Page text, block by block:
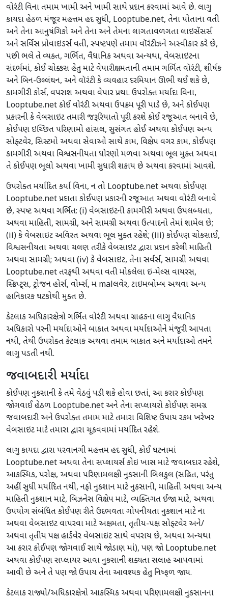
વોરંટી વિના તમામ ખામી અને ખામી સાથે પ્રદાન કરવામાં આવે છે. લાગુ
કાયદા હેઠળ મંજૂર મહત્તમ હદ સુધી, Looptube.net, તેના પોતાના વતી
અને તેના આનુષંગિકો અને તેના અને તેમના લાગતાવળગતા લાઇસેંસર્સ
અને સર્વિસ પ્રોવાઇડર્સ વતી, સ્પષ્ટપણે તમામ વૉરંટીઝને અસ્વીકાર કરે છે,
પછી ભલે તે વ્યક્ત, ગર્ભિત, વૈધાનિક અથવા અન્યથા, વેબસાઇટના
સંદર્ભમાં, કોઈ ચોક્કસ હેતુ માટે વેપારીક્ષમતાની તમામ ગર્ભિત વૉરંટી, શીર્ષક
અને બિન-ઉલ્લંઘન, અને વૉરંટી કે વ્યવહાર દરમિયાન ઊભી થઈ શકે છે,
કામગીરી કોર્સ, વપરાશ અથવા વેપાર પ્રથા. ઉપરોક્ત મર્યાદા વિના,
Looptube.net કોઈ વોરંટી અથવા ઉપક્રમ પૂરી પાડે છે, અને કોઈપણ
પ્રકારની કે વેબસાઇટ તમારી જરૂરિયાતો પૂરી કરશે કોઈ રજૂઆત બનાવે છે,
કોઈપણ ઇચ્છિત પરિણામો હાંસલ, સુસંગત હોઈ અથવા કોઈપણ અન્ય
સોફ્ટવેર, સિસ્ટમો અથવા સેવાઓ સાથે કામ, વિક્ષેપ વગર કામ, કોઈપણ
કામગીરી અથવા વિશ્વસનીયતા ધોરણો મળવા અથવા ભૂલ મુક્ત અથવા
તે કોઈપણ ભૂલો અથવા ખામી સુધારી શકાય છે અથવા કરવામાં આવશે.
ઉપરોક્ત મર્યાદિત કર્યા વિના, ન તો Looptube.net અથવા કોઈપણ
Looptube.net પ્રદાતા કોઈપણ પ્રકારની રજૂઆત અથવા વોરંટી બનાવે
છે, સ્પષ્ટ અથવા ગર્ભિત: (i) વેબસાઇટની કામગીરી અથવા ઉપલબ્ધતા,
અથવા માહિતી, સામગ્રી, અને સામગ્રી અથવા ઉત્પાદનો તેમાં શામેલ છે;
(ii) કે વેબસાઇટ અવિરત અથવા ભૂલ મુક્ત રહેશે; (iii) કોઈપણ ચોકસાઈ,
વિશ્વસનીયતા અથવા ચલણ તરીકે વેબસાઇટ દ્વારા પ્રદાન કરેલી માહિતી
અથવા સામગ્રી; અથવા (iv) કે વેબસાઇટ, તેના સર્વર્સ, સામગ્રી અથવા
Looptube.net તરફથી અથવા વતી મોકલેલા ઇ-મેલ્સ વાયરસ,
સ્ક્રિપ્ટ્સ, ટ્રોજન હોર્સ, વોર્મ્સ, મ malલવેર, ટાઇમબોમ્બ અથવા અન્ય
હાનિકારક ઘટકોથી મુક્ત છે.
કેટલાક અધિકારક્ષેત્રો ગર્ભિત વોરંટી અથવા ગ્રાહકના લાગુ વૈધાનિક
અધિકારો પરની મર્યાદાઓને બાકાત અથવા મર્યાદાઓને મંજૂરી આપતા
નથી, તેથી ઉપરોક્ત કેટલાક અથવા તમામ બાકાત અને મર્યાદાઓ તમને
લાગુ પડતી નથી.
જવાબદારી મર્યાદા
કોઈપણ નુકસાની કે તમે વેઠવું પડી શકે હોવા છતાં, આ કરાર કોઈપણ
જોગવાઈ હેઠળ Looptube.net અને તેના સપ્લાયરો કોઈપણ સમગ્ર
જવાબદારી અને ઉપરોક્ત તમામ માટે તમારા વિશિષ્ટ ઉપાય રકમ ખરેખર
વેબસાઇટ માટે તમારા દ્વારા ચૂકવવામાં મર્યાદિત રહેશે.
લાગુ કાયદા દ્વારા પરવાનગી મહત્તમ હદ સુધી, કોઈ ઘટનામાં
Looptube.net અથવા તેના સપ્લાયર્સ કોઇ ખાસ માટે જવાબદાર રહેશે,
આકસ્મિક, પરોક્ષ, અથવા પરિણામલક્ષી નુકસાની બિલકુલ (સહિત, પરંતુ
અહીં સુધી મર્યાદિત નથી, નફો નુકશાન માટે નુકસાની, માહિતી અથવા અન્ય
માહિતી નુકશાન માટે, બિઝનેસ વિક્ષેપ માટે, વ્યક્તિગત ઈજા માટે, અથવા
ઉપયોગ સંબંધિત કોઈપણ રીતે ઉદભવતા ગોપનીયતા નુકશાન માટે ના
અથવા વેબસાઇટ વાપરવા માટે અક્ષમતા, તૃતીય-પક્ષ સોફ્ટવેર અને/
અથવા તૃતીય પક્ષ હાર્ડવેર વેબસાઇટ સાથે વપરાય છે, અથવા અન્યથા
આ કરાર કોઈપણ જોગવાઈ સાથે જોડાણ માં), પણ જો Looptube.net
અથવા કોઈપણ સપ્લાયર આવા નુકસાની શક્યતા સલાહ આપવામાં
આવી છે અને તે પણ જો ઉપાય તેના આવશ્યક હેતુ નિષ્ફળ જાય.
કેટલાક રાજ્યો/અધિકારક્ષેત્રો આકસ્મિક અથવા પરિણામલક્ષી નુકસાનના